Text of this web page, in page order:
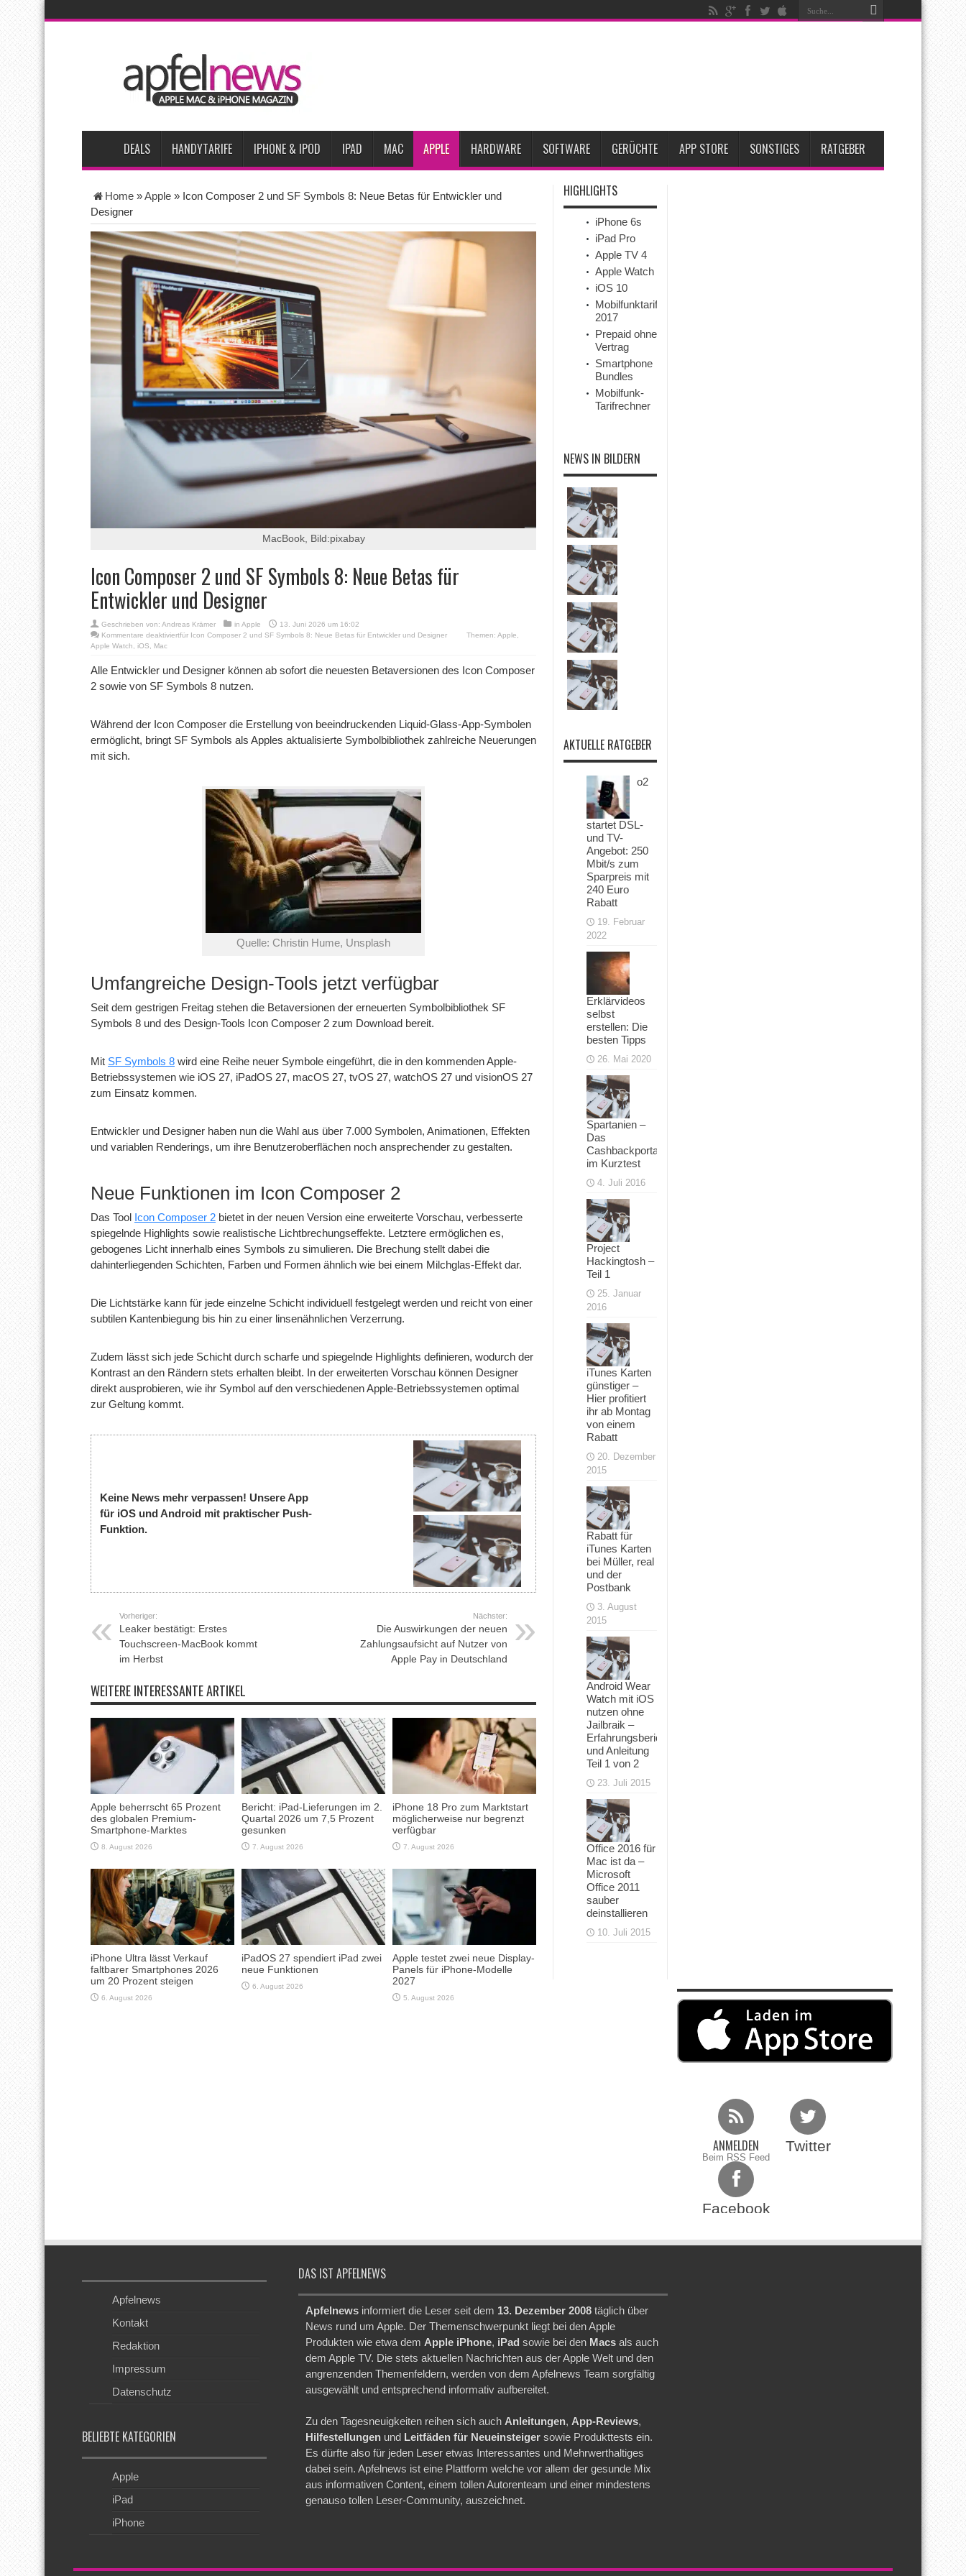
Apple beherrscht 65 Prozent des globalen Premium-Smartphone-Marktes
iPhone 18 Pro zum Marktstart möglicherweise nur begrenzt verfügbar
iPhone Ultra lässt Verkauf faltbarer Smartphones 2026 um 20 Prozent steigen
DEALS HANDYTARIFE IPHONE & IPOD IPAD MAC APPLE HARDWARE SOFTWARE GERÜCHTE APP STORE SONSTIGES RATGEBER
Home »Apple » Icon Composer 2 und SF Symbols 8: Neue Betas für Entwickler und
Designer
MacBook, Bild:pixabay
Icon Composer 2 und SF Symbols 8: Neue Betas für
Entwickler und Designer
Geschrieben von: Andreas Krämer in Apple
13. Juni 2026 um 16:02
Kommentare deaktiviertfür Icon Composer 2 und SF Symbols 8: Neue Betas für Entwickler und Designer Themen: Apple,
Apple Watch, iOS, Mac
Alle Entwickler und Designer können ab sofort die neuesten Betaversionen des Icon Composer
2 sowie von SF Symbols 8 nutzen.
Während der Icon Composer die Erstellung von beeindruckenden Liquid-Glass-App-Symbolen
ermöglicht, bringt SF Symbols als Apples aktualisierte Symbolbibliothek zahlreiche Neuerungen
mit sich.
Quelle: Christin Hume, Unsplash
Umfangreiche Design-Tools jetzt verfügbar
Seit dem gestrigen Freitag stehen die Betaversionen der erneuerten Symbolbibliothek SF
Symbols 8 und des Design-Tools Icon Composer 2 zum Download bereit.
Mit SF Symbols 8 wird eine Reihe neuer Symbole eingeführt, die in den kommenden Apple-
Betriebssystemen wie iOS 27, iPadOS 27, macOS 27, tvOS 27, watchOS 27 und visionOS 27
zum Einsatz kommen.
Entwickler und Designer haben nun die Wahl aus über 7.000 Symbolen, Animationen, Effekten
und variablen Renderings, um ihre Benutzeroberflächen noch ansprechender zu gestalten.
Neue Funktionen im Icon Composer 2
Das Tool Icon Composer 2 bietet in der neuen Version eine erweiterte Vorschau, verbesserte
spiegelnde Highlights sowie realistische Lichtbrechungseffekte. Letztere ermöglichen es,
gebogenes Licht innerhalb eines Symbols zu simulieren. Die Brechung stellt dabei die
dahinterliegenden Schichten, Farben und Formen ähnlich wie bei einem Milchglas-Effekt dar.
Die Lichtstärke kann für jede einzelne Schicht individuell festgelegt werden und reicht von einer
subtilen Kantenbiegung bis hin zu einer linsenähnlichen Verzerrung.
Zudem lässt sich jede Schicht durch scharfe und spiegelnde Highlights definieren, wodurch der
Kontrast an den Rändern stets erhalten bleibt. In der erweiterten Vorschau können Designer
direkt ausprobieren, wie ihr Symbol auf den verschiedenen Apple-Betriebssystemen optimal
zur Geltung kommt.
Keine News mehr verpassen! Unsere App
für iOS und Android mit praktischer Push-
Funktion.
Vorheriger:
Leaker bestätigt: Erstes
Touchscreen-MacBook kommt
im Herbst
Nächster:
Die Auswirkungen der neuen
Zahlungsaufsicht auf Nutzer von
Apple Pay in Deutschland
WEITERE INTERESSANTE ARTIKEL
Apple beherrscht 65 Prozent
des globalen Premium-
Smartphone-Marktes
8. August 2026
Bericht: iPad-Lieferungen im 2.
Quartal 2026 um 7,5 Prozent
gesunken
7. August 2026
iPhone 18 Pro zum Marktstart
möglicherweise nur begrenzt
verfügbar
7. August 2026
iPhone Ultra lässt Verkauf
faltbarer Smartphones 2026
um 20 Prozent steigen
6. August 2026
iPadOS 27 spendiert iPad zwei
neue Funktionen
6. August 2026
Apple testet zwei neue Display-
Panels für iPhone-Modelle
2027
5. August 2026
HIGHLIGHTS
iPhone 6s
iPad Pro
Apple TV 4
Apple Watch
iOS 10
Mobilfunktarife
2017
Prepaid ohne
Vertrag
Smartphone
Bundles
Mobilfunk-
Tarifrechner
NEWS IN BILDERN
AKTUELLE RATGEBER
o2
startet DSL-
und TV-
Angebot: 250
Mbit/s zum
Sparpreis mit
240 Euro
Rabatt
19. Februar
2022
Erklärvideos
selbst
erstellen: Die
besten Tipps
26. Mai 2020
Spartanien –
Das
Cashbackportal
im Kurztest
4. Juli 2016
Project
Hackingtosh –
Teil 1
25. Januar
2016
iTunes Karten
günstiger –
Hier profitiert
ihr ab Montag
von einem
Rabatt
20. Dezember
2015
Rabatt für
iTunes Karten
bei Müller, real
und der
Postbank
3. August
2015
Android Wear
Watch mit iOS
nutzen ohne
Jailbraik –
Erfahrungsbericht
und Anleitung
Teil 1 von 2
23. Juli 2015
Office 2016 für
Mac ist da –
Microsoft
Office 2011
sauber
deinstallieren
10. Juli 2015
ANMELDEN
Beim RSS Feed
Twitter
Facebook
Apfelnews
Kontakt
Redaktion
Impressum
Datenschutz
BELIEBTE KATEGORIEN
Apple
iPad
iPhone
DAS IST APFELNEWS
Apfelnews informiert die Leser seit dem 13. Dezember 2008 täglich über
News rund um Apple. Der Themenschwerpunkt liegt bei den Apple
Produkten wie etwa dem Apple iPhone, iPad sowie bei den Macs als auch
dem Apple TV. Die stets aktuellen Nachrichten aus der Apple Welt und den
angrenzenden Themenfeldern, werden von dem Apfelnews Team sorgfältig
ausgewählt und entsprechend informativ aufbereitet.
Zu den Tagesneuigkeiten reihen sich auch Anleitungen, App-Reviews,
Hilfestellungen und Leitfäden für Neueinsteiger sowie Produkttests ein.
Es dürfte also für jeden Leser etwas Interessantes und Mehrwerthaltiges
dabei sein. Apfelnews ist eine Plattform welche vor allem der gesunde Mix
aus informativen Content, einem tollen Autorenteam und einer mindestens
genauso tollen Leser-Community, auszeichnet.